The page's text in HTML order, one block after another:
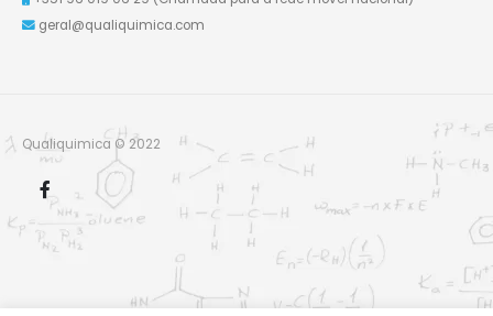
geral@qualiquimica.com
Qualiquimica © 2022